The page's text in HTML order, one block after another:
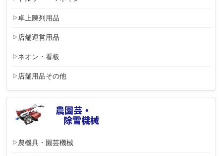
卓上陳列用品
店舗運営用品
ネオン・看板
店舗用品その他
農機具・園芸機械